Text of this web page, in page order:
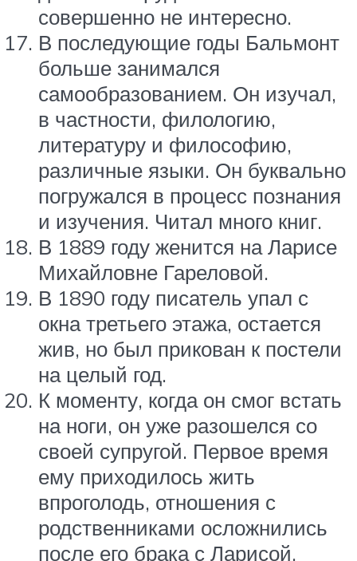
совершенно не интересно.
В последующие годы Бальмонт
больше занимался
самообразованием. Он изучал,
в частности, филологию,
литературу и философию,
различные языки. Он буквально
погружался в процесс познания
и изучения. Читал много книг.
В 1889 году женится на Ларисе
Михайловне Гареловой.
В 1890 году писатель упал с
окна третьего этажа, остается
жив, но был прикован к постели
на целый год.
К моменту, когда он смог встать
на ноги, он уже разошелся со
своей супругой. Первое время
ему приходилось жить
впроголодь, отношения с
родственниками осложнились
после его брака с Ларисой.